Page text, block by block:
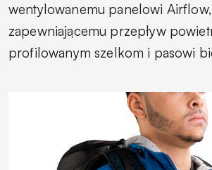
wentylowanemu panelowi Airflow,
zapewniającemu przepływ
profilowanym szelkom i pasowi